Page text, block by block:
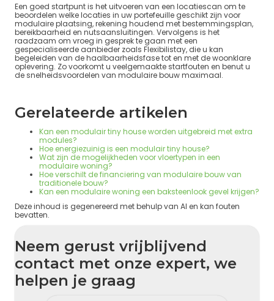
Een goed startpunt is het uitvoeren van een locatiescan om te
beoordelen welke locaties in uw portefeuille geschikt zijn voor
modulaire plaatsing, rekening houdend met bestemmingsplan,
bereikbaarheid en nutsaansluitingen. Vervolgens is het
raadzaam om vroeg in gesprek te gaan met een
gespecialiseerde aanbieder zoals Flexibilistay, die u kan
begeleiden van de haalbaarheidsfase tot en met de woonklare
oplevering. Zo voorkomt u veelgemaakte startfouten en benut u
de snelheidsvoordelen van modulaire bouw maximaal.
Gerelateerde artikelen
Kan een modulair tiny house worden uitgebreid met extra
modules?
Hoe energiezuinig is een modulair tiny house?
Wat zijn de mogelijkheden voor vloertypen in een
modulaire woning?
Hoe verschilt de financiering van modulaire bouw van
traditionele bouw?
Kan een modulaire woning een baksteenlook gevel krijgen?
Deze inhoud is gegenereerd met behulp van AI en kan fouten
bevatten.
Neem gerust vrijblijvend
contact met onze expert, we
helpen je graag